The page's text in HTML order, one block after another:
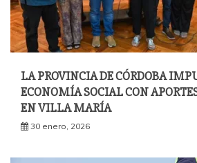
LA PROVINCIA DE CÓRDOBA
ECONOMÍA SOCIAL CON
EN VILLA MARÍA
30 enero, 2026